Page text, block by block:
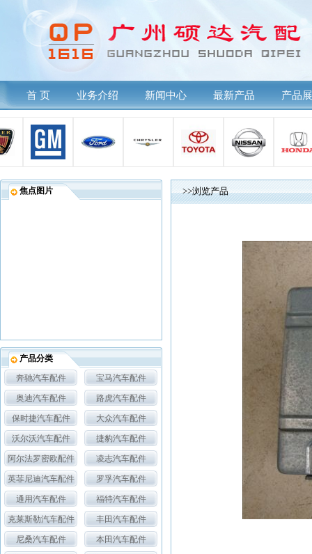
首 页 业务介绍 新闻中心 最新产品 产品
焦点图片
产品分类
奔驰汽车配件
宝马汽车配件
奥迪汽车配件 路虎汽车配件
保时捷汽车配件 大众汽车配件
沃尔沃汽车配件 捷豹汽车配件
阿尔法罗密欧配件 凌志汽车配件
英菲尼迪汽车配件 罗孚汽车配件
通用汽车配件 福特汽车配件
克莱斯勒汽车配件 丰田汽车配件
尼桑汽车配件 本田汽车配件
>>浏览产品